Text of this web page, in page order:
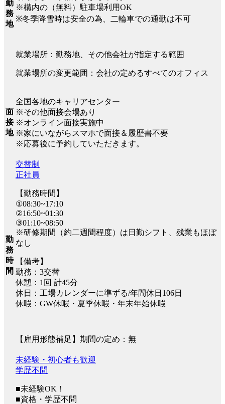
勤
務
地
※構内の（無料）駐車場利用OK
※冬季降雪時は安全の為、二輪車での通勤は不可
就業場所：勤務地、その他会社が指定する範囲
就業場所の変更範囲：会社の定めるすべてのオフィス
面
接
地
全国各地のキャリアセンター
※その他面接会場あり
※オンライン面接実施中
※家にいながらスマホで面接＆履歴書不要
※応募後に予約していただきます。
勤
務
時
間
交替制
正社員
【勤務時間】
①08:30~17:10
②16:50~01:30
③01:10~08:50
※研修期間（約二週間程度）は日勤シフト、残業もほぼ
なし
【備考】
勤務：3交替
休憩：1回 計45分
休日：工場カレンダーに準ずる/年間休日106日
休暇：GW休暇・夏季休暇・年末年始休暇
【雇用形態補足】期間の定め：無
未経験・初心者も歓迎
学歴不問
■未経験OK！
■資格・学歴不問